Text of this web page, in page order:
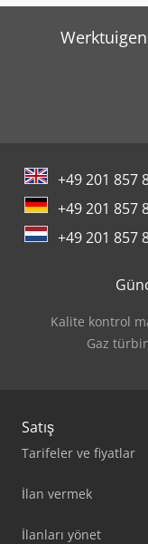
Merlo Tf 42.7 Cs-
+49 201 857
+49 201 857
+49 201 857
Kalite kontrol
Gaz
Satış
Tarifeler ve fiyatlar
İlan vermek
İlanları yönet